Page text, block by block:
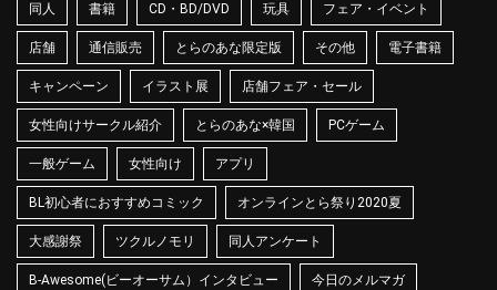
同人 書籍 CD・BD/DVD 玩具 フェア・イベント
店舗 通信販売 とらのあな限定版 その他 電子書籍
キャンペーン イラスト展 店舗フェア・セール
女性向けサークル紹介 とらのあな×韓国 PCゲーム
一般ゲーム 女性向け アプリ
BL初心者におすすめコミック オンラインとら祭り2020夏
大感謝祭 ツクルノモリ 同人アンケート
B-Awesome(ビーオーサム）インタビュー 今日のメルマガ